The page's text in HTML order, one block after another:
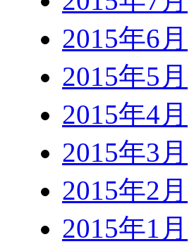
2015年6月
2015年5月
2015年4月
2015年3月
2015年2月
2015年1月